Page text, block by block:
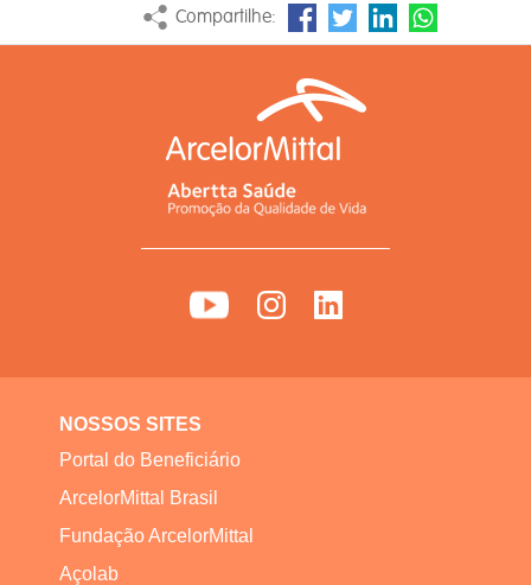
Compartilhe:
NOSSOS SITES
Portal do Beneficiário
ArcelorMittal Brasil
Fundação ArcelorMittal
Açolab